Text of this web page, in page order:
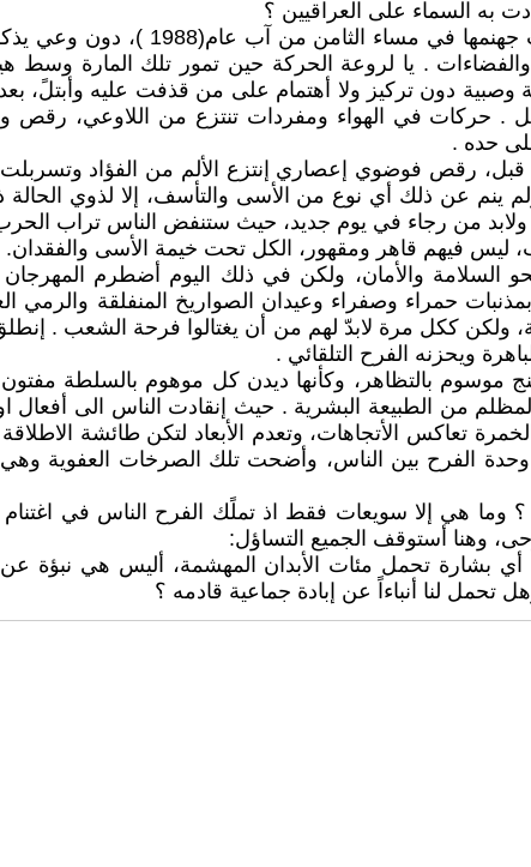
به السماء على العراقيين ؟
وحين خرجت الناس بعد أن
. يا لروعة الحركة حين تمور تلك المارة وسط
وصبية دون تركيز ولا أهتمام على من قذفت عليه وأبتلً،
. حركات في الهواء ومفردات تنتزع من اللاوعي،
حده .
رقص فوضوي إعصاري إنتزع الألم من الفؤاد وتسربلت
عن ذلك أي نوع من الأسى والتأسف، إلا لذوي الحالة
ولابد من رجاء في يوم جديد، حيث ستنفض الناس تراب
ليس فيهم قاهر ومقهور، الكل تحت خيمة الأسى والفقدان.
نحو السلامة والأمان، ولكن في ذلك اليوم أضطرم
بمذنبات حمراء وصفراء وعيدان الصواريخ المنفلقة
ولكن ككل مرة لابدّ لهم من أن يغتالوا فرحة الشعب .
ويحزنه الفرح التلقائي .
موسوم بالتظاهر، وكأنها ديدن كل موهوم بالسلطة
من الطبيعة البشرية . حيث إنقادت الناس الى أفعال
تعاكس الأتجاهات، وتعدم الأبعاد لتكن طائشة
الفرح بين الناس، وأضحت تلك الصرخات العفوية وهي
وما هي إلا سويعات فقط اذ تملًك الفرح الناس في
وهنا أستوقف الجميع التساؤل:
بشارة تحمل مئات الأبدان المهشمة، أليس هي نبؤة عن
تحمل لنا أنباءاً عن إبادة جماعية قادمه ؟